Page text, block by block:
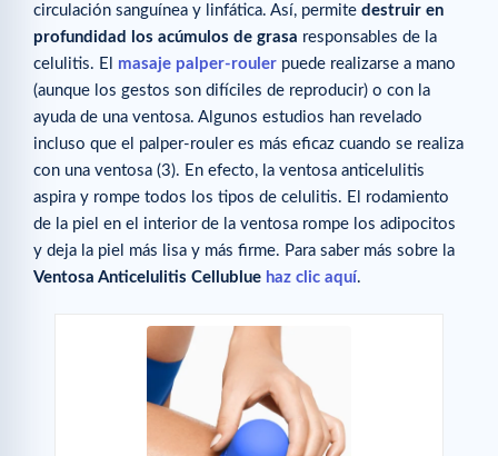
circulación sanguínea y linfática. Así, permite destruir en
profundidad los acúmulos de grasa responsables de la
celulitis. El masaje palper-rouler puede realizarse a mano
(aunque los gestos son difíciles de reproducir) o con la
ayuda de una ventosa. Algunos estudios han revelado
incluso que el palper-rouler es más eficaz cuando se realiza
con una ventosa (3). En efecto, la ventosa anticelulitis
aspira y rompe todos los tipos de celulitis. El rodamiento
de la piel en el interior de la ventosa rompe los adipocitos
y deja la piel más lisa y más firme. Para saber más sobre la
Ventosa Anticelulitis Cellublue haz clic aquí.